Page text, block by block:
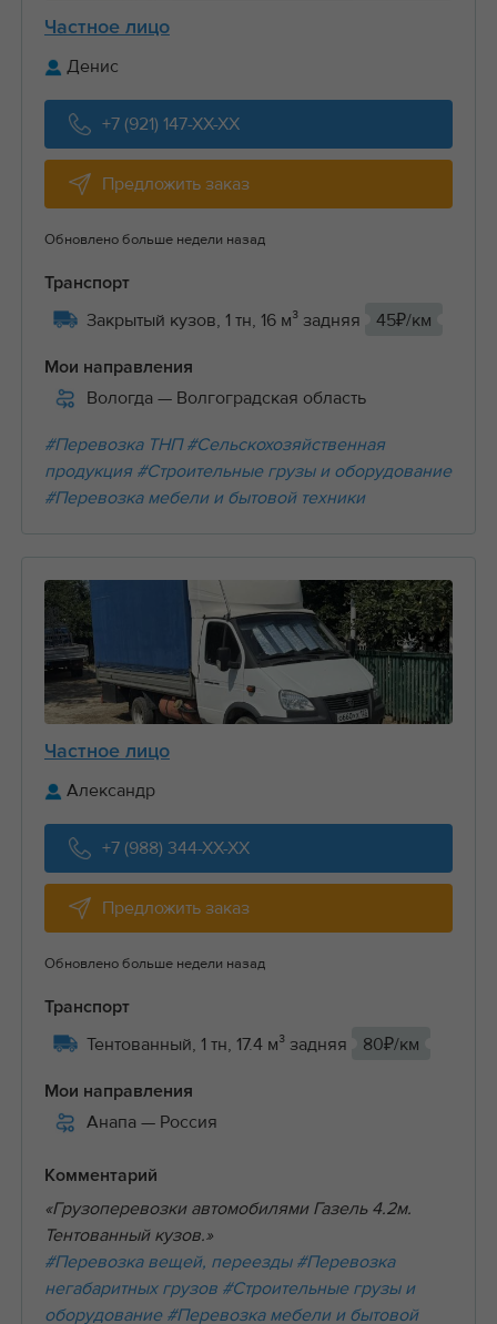
Частное лицо
Денис
+7 (921) 147-XX-XX
Предложить заказ
Обновлено больше недели назад
Транспорт
Закрытый кузов, 1 тн, 16 м³ задняя 45₽/км
Мои направления
Вологда — Волгоградская область
#Перевозка ТНП #Сельскохозяйственная
продукция #Строительные грузы и оборудование
#Перевозка мебели и бытовой техники
Частное лицо
Александр
+7 (988) 344-XX-XX
Предложить заказ
Обновлено больше недели назад
Транспорт
Тентованный, 1 тн, 17.4 м³ задняя 80₽/км
Мои направления
Анапа — Россия
Комментарий
«Грузоперевозки автомобилями Газель 4.2м.
Тентованный кузов.»
#Перевозка вещей, переезды #Перевозка
негабаритных грузов #Строительные грузы и
оборудование #Перевозка мебели и бытовой